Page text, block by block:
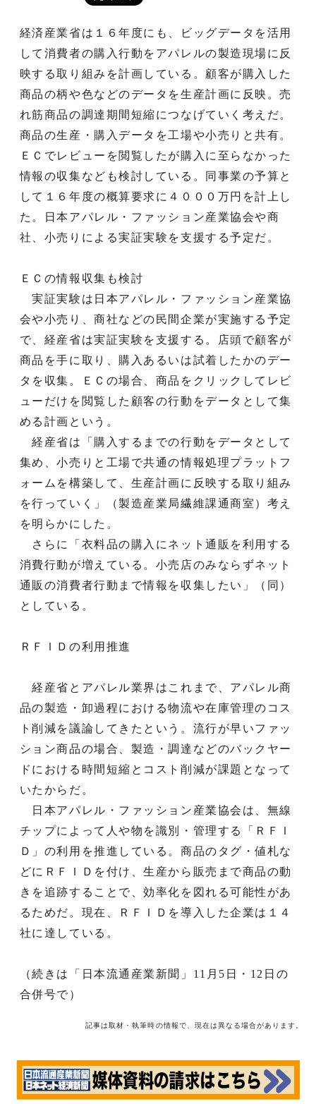
経済産業省は１６年度にも、ビッグデータを活用
して消費者の購入行動をアパレルの製造現場に反
映する取り組みを計画している。顧客が購入した
商品の柄や色などのデータを生産計画に反映。売
れ筋商品の調達期間短縮につなげていく考えだ。
商品の生産・購入データを工場や小売りと共有。
ＥＣでレビューを閲覧したが購入に至らなかった
情報の収集なども検討している。同事業の予算と
して１６年度の概算要求に４０００万円を計上し
た。日本アパレル・ファッション産業協会や商
社、小売りによる実証実験を支援する予定だ。
ＥＣの情報収集も検討
実証実験は日本アパレル・ファッション産業協
会や小売り、商社などの民間企業が実施する予定
で、経産省は実証実験を支援する。店頭で顧客が
商品を手に取り、購入あるいは試着したかのデー
タを収集。ＥＣの場合、商品をクリックしてレビ
ューだけを閲覧した顧客の行動をデータとして集
める計画という。
経産省は「購入するまでの行動をデータとして
集め、小売りと工場で共通の情報処理プラットフ
ォームを構築して、生産計画に反映する取り組み
を行っていく」（製造産業局繊維課通商室）考え
を明らかにした。
さらに「衣料品の購入にネット通販を利用する
消費行動が増えている。小売店のみならずネット
通販の消費者行動まで情報を収集したい」（同）
としている。
ＲＦＩＤの利用推進
経産省とアパレル業界はこれまで、アパレル商
品の製造・卸過程における物流や在庫管理のコス
ト削減を議論してきたという。流行が早いファッ
ション商品の場合、製造・調達などのバックヤー
ドにおける時間短縮とコスト削減が課題となって
いたからだ。
日本アパレル・ファッション産業協会は、無線
チップによって人や物を識別・管理する「ＲＦＩ
Ｄ」の利用を推進している。商品のタグ・値札な
どにＲＦＩＤを付け、生産から販売まで商品の動
きを追跡することで、効率化を図れる可能性があ
るためだ。現在、ＲＦＩＤを導入した企業は１４
社に達している。
（続きは「日本流通産業新聞」11月5日・12日の
合併号で）
記事は取材・執筆時の情報で、現在は異なる場合があります。